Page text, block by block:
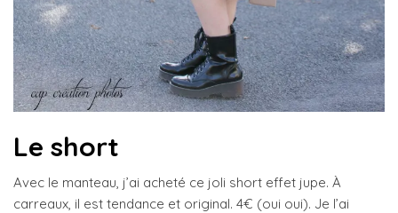
Le short
Avec le manteau, j’ai acheté ce joli short effet jupe. À
carreaux, il est tendance et original. 4€ (oui oui). Je l’ai